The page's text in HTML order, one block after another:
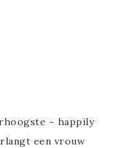
~ happily
een vrouw